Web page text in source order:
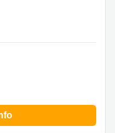
Noord), Roeselare